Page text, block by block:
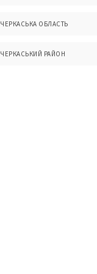
ЧЕРКАСЬКА ОБЛАСТЬ
ЧЕРКАСЬКИЙ РАЙОН